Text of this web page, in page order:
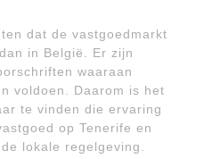
dat de vastgoedmarkt
in België. Er zijn
waaraan
voldoen. Daarom is het
te vinden die ervaring
op Tenerife en
lokale regelgeving.